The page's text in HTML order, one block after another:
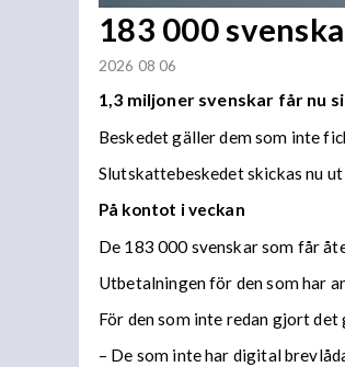
183 000
2026 08 06
1,3 miljoner svenskar får nu
Beskedet gäller dem som inte
Slutskattebeskedet skickas nu
På kontot i veckan
De 183 000 svenskar som får
Utbetalningen för den som har
För den som inte redan gjort
– De som inte har digital